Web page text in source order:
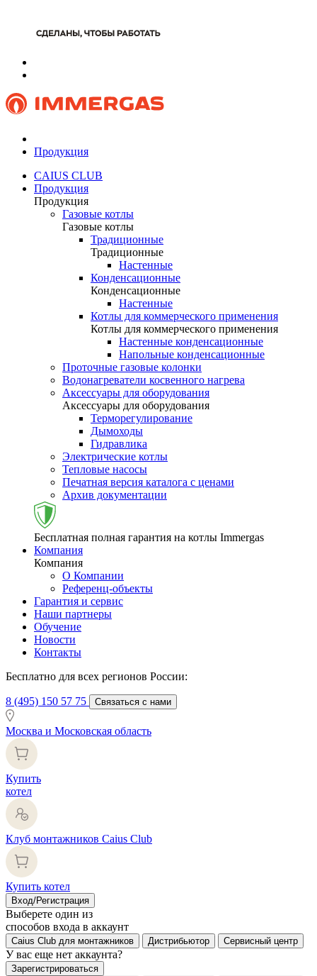
Продукция
CAIUS CLUB
Продукция
Продукция
Газовые котлы
Газовые котлы
Традиционные
Традиционные
Настенные
Конденсационные
Конденсационные
Настенные
Котлы для коммерческого применения
Котлы для коммерческого применения
Настенные конденсационные
Напольные конденсационные
Проточные газовые колонки
Водонагреватели косвенного нагрева
Аксессуары для оборудования
Аксессуары для оборудования
Терморегулирование
Дымоходы
Гидравлика
Электрические котлы
Тепловые насосы
Печатная версия каталога с ценами
Архив документации
Бесплатная полная гарантия на котлы Immergas
Компания
Компания
О Компании
Референц-объекты
Гарантия и сервис
Наши партнеры
Обучение
Новости
Контакты
Бесплатно для всех регионов России:
8 (495) 150 57 75 Связаться с нами
Москва и Московская область
Купить
котел
Клуб монтажников Caius Club
Купить котел
Вход/Регистрация
Выберете один из
способов входа в аккаунт
Caius Club для монтажников Дистрибьютор Сервисный центр
У вас еще нет аккаунта?
Зарегистрироваться